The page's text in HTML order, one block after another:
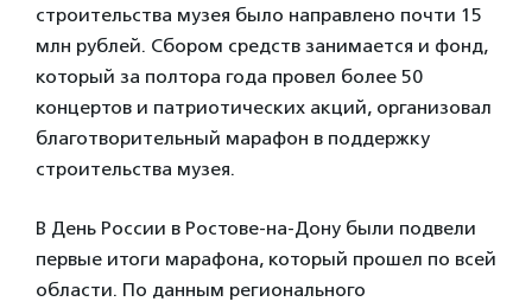
строительства музея было направлено почти 15
млн рублей. Сбором средств занимается и фонд,
который за полтора года провел более 50
концертов и патриотических акций, организовал
благотворительный марафон в поддержку
строительства музея.
В День России в Ростове-на-Дону были подвели
первые итоги марафона, который прошел по всей
области. По данным регионального